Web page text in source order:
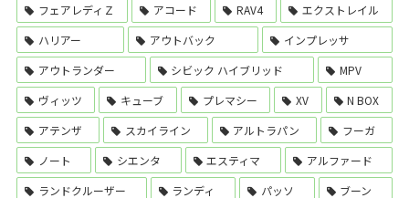
フェアレディＺ
アコード RAV4
エクストレイル
ハリアー
アウトバック
インプレッサ
アウトランダー
シビック ハイブリッド
MPV
ヴィッツ
キューブ プレマシー XV
N BOX
アテンザ
スカイライン アルトラパン
フーガ
ノート
シエンタ エスティマ
アルファード
ランドクルーザー
ランディ パッソ ブーン